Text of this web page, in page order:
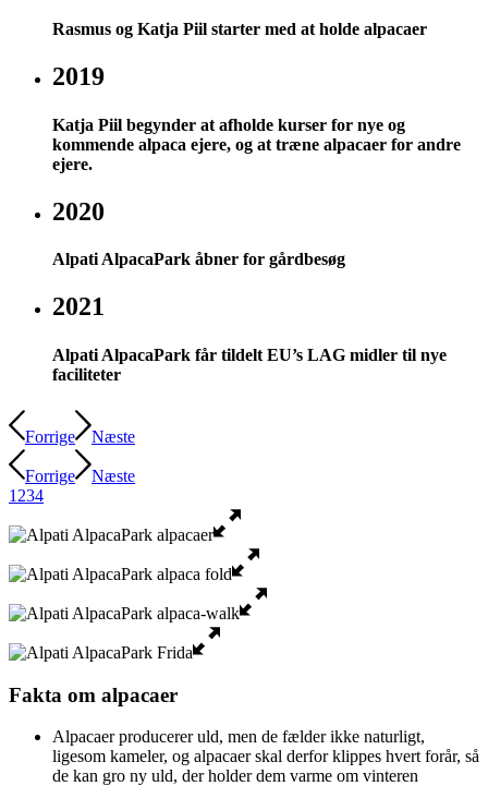
Rasmus og Katja Piil starter med at holde alpacaer
2019
Katja Piil begynder at afholde kurser for nye og
kommende alpaca ejere, og at træne alpacaer for andre
ejere.
2020
Alpati AlpacaPark åbner for gårdbesøg
2021
Alpati AlpacaPark får tildelt EU’s LAG midler til nye
faciliteter
Forrige Næste
Forrige
Næste
1 234
Fakta om alpacaer
Alpacaer producerer uld, men de fælder ikke naturligt,
ligesom kameler, og alpacaer skal derfor klippes hvert forår, så
de kan gro ny uld, der holder dem varme om vinteren